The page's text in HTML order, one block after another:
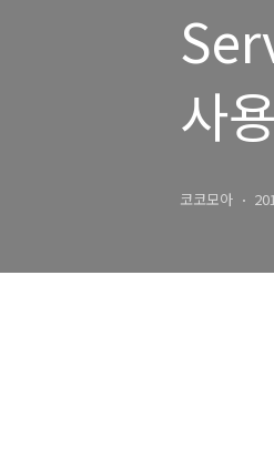
사
코코모아